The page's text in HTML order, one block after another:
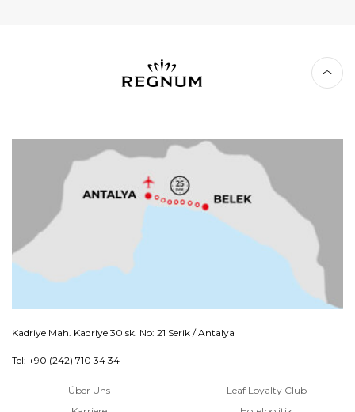
Kadriye Mah. Kadriye 30 sk. No: 21 Serik / Antalya
Tel: +90 (242) 710 34 34
Über Uns
Leaf Loyalty Club